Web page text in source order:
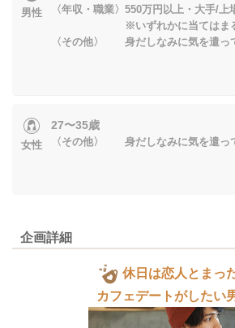
男性
〈年収・職業〉550万円以上・大手/上
※いずれかに当てはま
〈その他〉 身だしなみに気を遣っ
女性
27〜35歳
〈その他〉 身だしなみに気を遣っ
企画詳細
休日は恋人とまっ
カフェデートがしたい